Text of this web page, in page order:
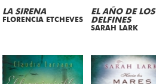
LA SIRENA
FLORENCIA ETCHEVES
EL AÑO DE LOS
DELFINES
SARAH LARK